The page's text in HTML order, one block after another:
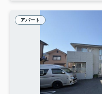
アパート